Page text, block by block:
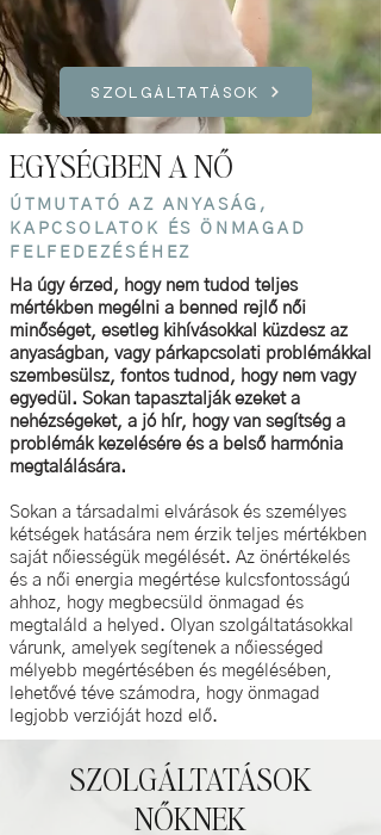
SZOLGÁLTATÁSOK
EGYSÉGBEN A NŐ
ÚTMUTATÓ AZ ANYASÁG,
KAPCSOLATOK ÉS ÖNMAGAD
FELFEDEZÉSÉHEZ
Ha úgy érzed, hogy nem tudod teljes
mértékben megélni a benned rejlő női
minőséget, esetleg kihívásokkal küzdesz az
anyaságban, vagy párkapcsolati problémákkal
szembesülsz, fontos tudnod, hogy nem vagy
egyedül. Sokan tapasztalják ezeket a
nehézségeket, a jó hír, hogy van segítség a
problémák kezelésére és a belső harmónia
megtalálására.
Sokan a társadalmi elvárások és személyes
kétségek hatására nem érzik teljes mértékben
saját nőiességük megélését. Az önértékelés
és a női energia megértése kulcsfontosságú
ahhoz, hogy megbecsüld önmagad és
megtaláld a helyed. Olyan szolgáltatásokkal
várunk, amelyek segítenek a nőiességed
mélyebb megértésében és megélésében,
lehetővé téve számodra, hogy önmagad
legjobb verzióját hozd elő.
SZOLGÁLTATÁSOK
NŐKNEK